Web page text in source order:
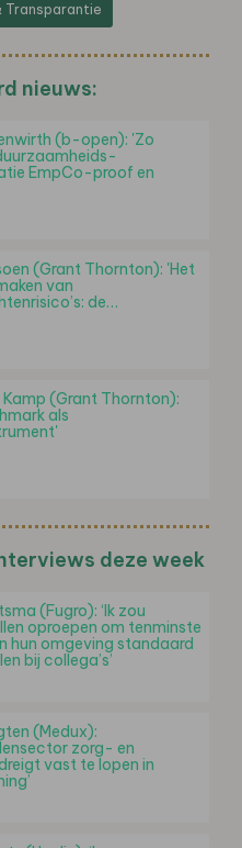
Transparantie
nieuws:
(b-open): 'Zo
EmpCo-proof en
(Grant Thornton): 'Het
van
de…
Kamp (Grant Thornton):
als
deze week
(Fugro): ‘Ik zou
oproepen om tenminste
hun omgeving standaard
bij collega’s’
(Medux):
zorg- en
vast te lopen in